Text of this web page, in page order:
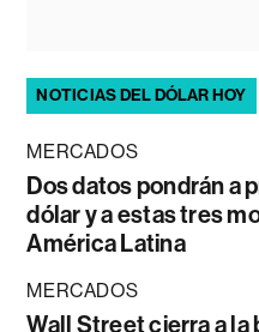
NOTICIAS DEL DÓLAR HOY
MERCADOS
Dos datos pondrán a
dólar y a estas tres
América Latina
MERCADOS
Wall Street cierra a la